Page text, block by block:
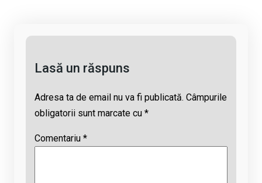
Lasă un răspuns
Adresa ta de email nu va fi publicată. Câmpurile
obligatorii sunt marcate cu *
Comentariu *